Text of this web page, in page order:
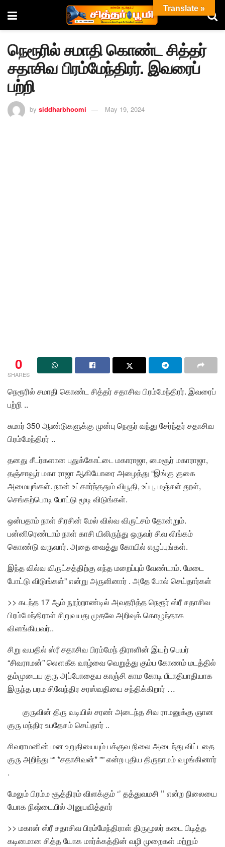
நெரூரில் சமாதி கொண்ட சித்தர்
சதாசிவ பிரம்மேந்திரர். இவரைப்
பற்றி
by siddharbhoomi May 19, 2024
0
SHARES
நெரூரில் சமாதி கொண்ட சித்தர் சதாசிவ பிரம்மேந்திரர். இவரைப்
பற்றி ..
சுமார் 350 ஆண்டுகளுக்கு முன்பு நெரூர் வந்து சேர்ந்தர் சதாசிவ
பிரம்மேந்திரர் ..
தனது சீடர்களான புதுக்கோட்டை மகாராஜா, மைசூர் மகாராஜா,
தஞ்சாவூர் மகா ராஜா ஆகியோரை அழைத்து “இங்கு குகை
அமையுங்கள். நான் உட்கார்ந்ததும் விபூதி, உப்பு, மஞ்சள் தூள்,
செங்கற்பொடி போட்டு மூடி விடுங்கள்.
ஒன்பதாம் நாள் சிரசின் மேல் வில்வ விருட்சம் தோன்றும்.
பன்னிரெண்டாம் நாள் காசி யிலிருந்து ஒருவர் சிவ லிங்கம்
கொண்டு வருவார். அதை வைத்து கோயில் எழுப்புங்கள்.
இந்த வில்வ விருட்சத்திற்கு எந்த மறைப்பும் வேண்டாம். மேடை
போட்டு விடுங்கள்” என்று அருளினார் . அதே போல் செய்தார்கள்
>> கடந்த 17 ஆம் நூற்றாண்டில் அவதரித்த நெரூர் ஸ்ரீ சதாசிவ
பிரம்மேந்திராள் சிறுவயது முதலே அறிவுக் கொழுந்தாக
விளங்கியவர்..
சிறு வயதில் ஸ்ரீ சதாசிவ பிரம்மேந் திராளின் இயற் பெயர்
“சிவராமன்” லௌகீக வாழ்வை வெறுத்து கும்ப கோணம் மடத்தில்
தம்முடைய குரு அப்போதைய காஞ்சி காம கோடி பீடாதிபாதியாக
இருந்த பரம சிவேந்திர சரஸ்வதியை சந்திக்கிறார் …
குருவின் திரு வடியில் சரண் அடைந்த சிவ ராமனுக்கு ஞான
குரு மந்திர உபதேசம் செய்தார் ..
சிவராமனின் மன உறுதியையும் பக்குவ நிலை அடைந்து விட்டதை
குரு அறிந்து “” *சதாசிவன்* ”” என்ற புதிய திருநாமம் வழங்கினார்
.
மேலும் பிரம்ம சூத்திரம் விளக்கும் ‘’ தத்துவமசி ’’ என்ற நிலையை
யோக நிஷ்டையில் அனுபவித்தார்
>> மகான் ஸ்ரீ சதாசிவ பிரம்மேந்திராள் திருமூலர் கடை பிடித்த
கடினமான சித்த யோக மார்க்கத்தின் வழி முறைகள் மற்றும்
Translate »